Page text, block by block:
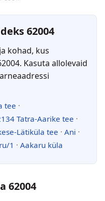
62004
kohad, kus
Kasuta allolevaid
tee ·
Tatra-Aarike tee ·
Lätiküla tee · Ani ·
1 · Aakaru küla
62004